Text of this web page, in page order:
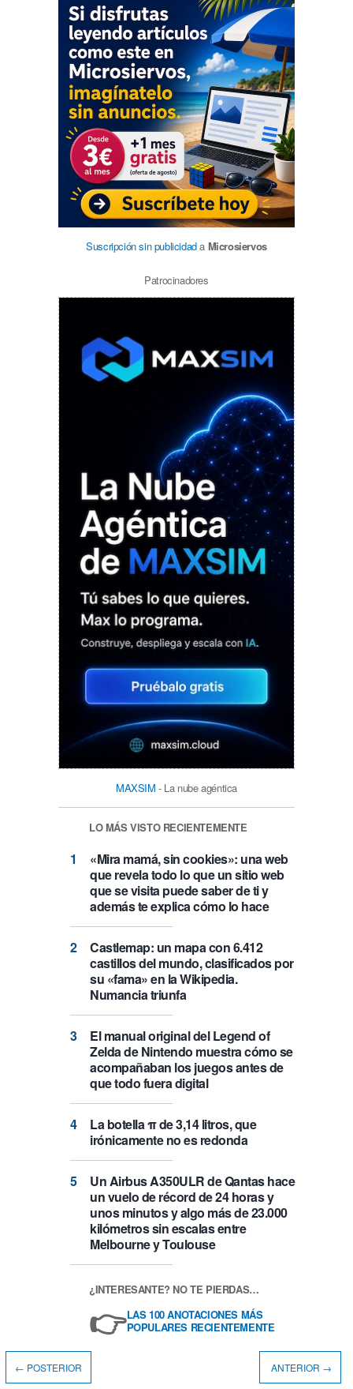
Suscripción sin publicidada Microsiervos
Patrocinadores
MAXSIM - La nube agéntica
LO MÁS VISTO RECIENTEMENTE
«Mira mamá, sin cookies»: una web
que revela todo lo que un sitio web
que se visita puede saber de ti y
además te explica cómo lo hace
Castlemap: un mapa con 6.412
castillos del mundo, clasificados por
su «fama» en la Wikipedia.
Numancia triunfa
El manual original del Legend of
Zelda de Nintendo muestra cómo se
acompañaban los juegos antes de
que todo fuera digital
La botella π de 3,14 litros, que
irónicamente no es redonda
Un Airbus A350ULR de Qantas hace
un vuelo de récord de 24 horas y
unos minutos y algo más de 23.000
kilómetros sin escalas entre
Melbourne y Toulouse
¿INTERESANTE? NO TE PIERDAS…
👉LAS 100 ANOTACIONES MÁS
POPULARES RECIENTEMENTE
← POSTERIOR ANTERIOR →